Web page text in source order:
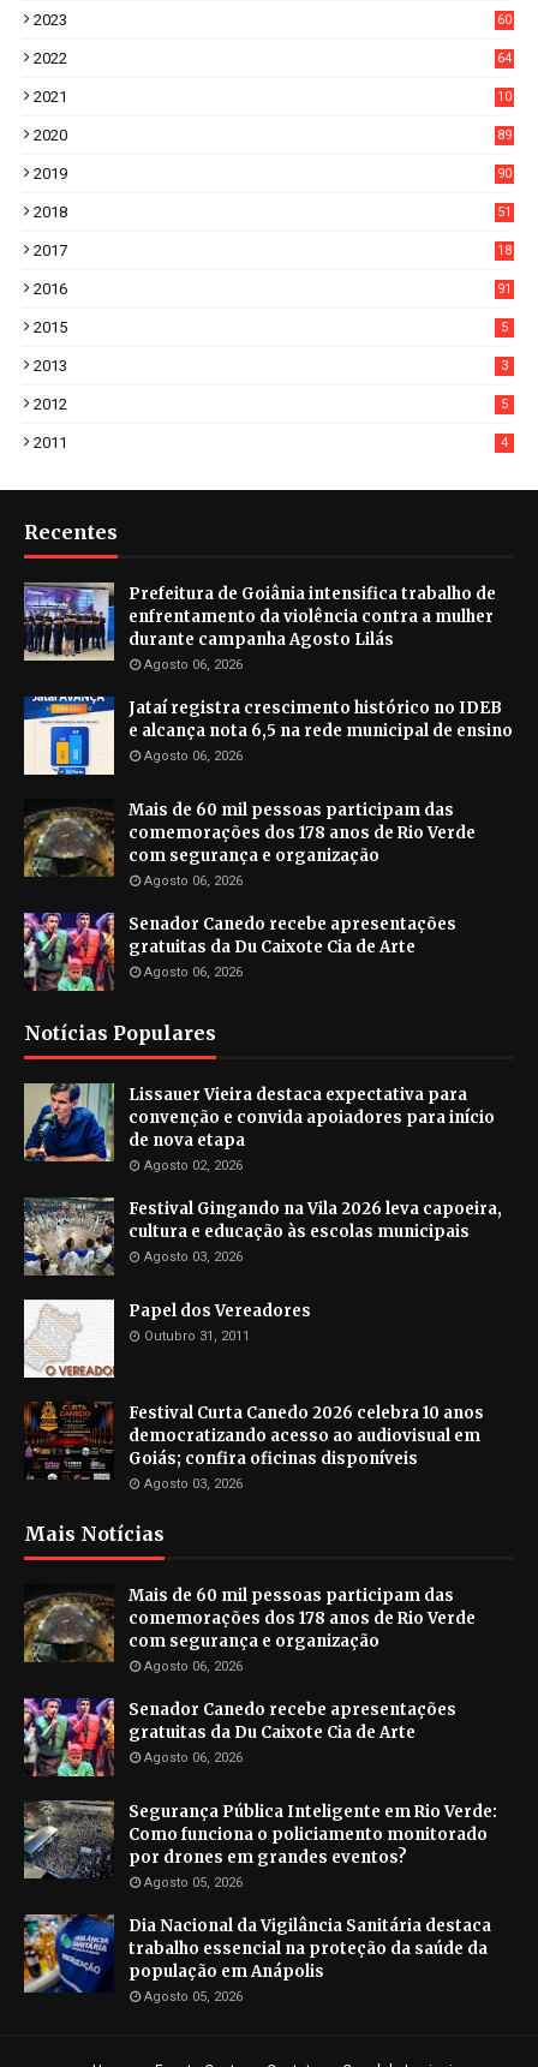
2023
60
2022
64
2021
10
2020
89
2019
90
2018
51
2017
18
2016 91
2015 5
2013 3
2012 5
2011 4
Recentes
Prefeitura de Goiânia intensifica trabalho de
enfrentamento da violência contra a mulher
durante campanha Agosto Lilás
Agosto 06, 2026
Jataí registra crescimento histórico no IDEB
e alcança nota 6,5 na rede municipal de ensino
Agosto 06, 2026
Mais de 60 mil pessoas participam das
comemorações dos 178 anos de Rio Verde
com segurança e organização
Agosto 06, 2026
Senador Canedo recebe apresentações
gratuitas da Du Caixote Cia de Arte
Agosto 06, 2026
Notícias Populares
Lissauer Vieira destaca expectativa para
convenção e convida apoiadores para início
de nova etapa
Agosto 02, 2026
Festival Gingando na Vila 2026 leva capoeira,
cultura e educação às escolas municipais
Agosto 03, 2026
Papel dos Vereadores
Outubro 31, 2011
Festival Curta Canedo 2026 celebra 10 anos
democratizando acesso ao audiovisual em
Goiás; confira oficinas disponíveis
Agosto 03, 2026
Mais Notícias
Mais de 60 mil pessoas participam das
comemorações dos 178 anos de Rio Verde
com segurança e organização
Agosto 06, 2026
Senador Canedo recebe apresentações
gratuitas da Du Caixote Cia de Arte
Agosto 06, 2026
Segurança Pública Inteligente em Rio Verde:
Como funciona o policiamento monitorado
por drones em grandes eventos?
Agosto 05, 2026
Dia Nacional da Vigilância Sanitária destaca
trabalho essencial na proteção da saúde da
população em Anápolis
Agosto 05, 2026